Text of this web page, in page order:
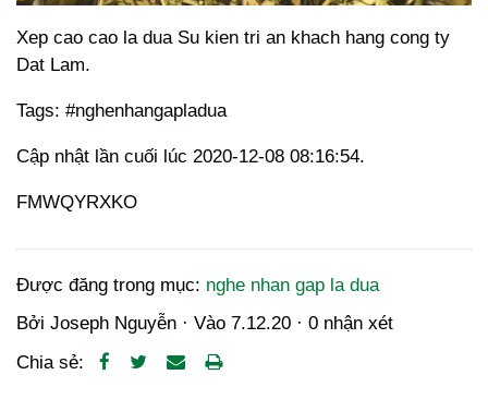
Xep cao cao la dua Su kien tri an khach hang cong ty
Dat Lam.
Tags: #nghenhangapladua
Cập nhật lần cuối lúc 2020-12-08 08:16:54.
FMWQYRXKO
Được đăng trong mục: nghe nhan gap la dua
Bởi Joseph Nguyễn · Vào 7.12.20 · 0 nhận xét
Chia sẻ: